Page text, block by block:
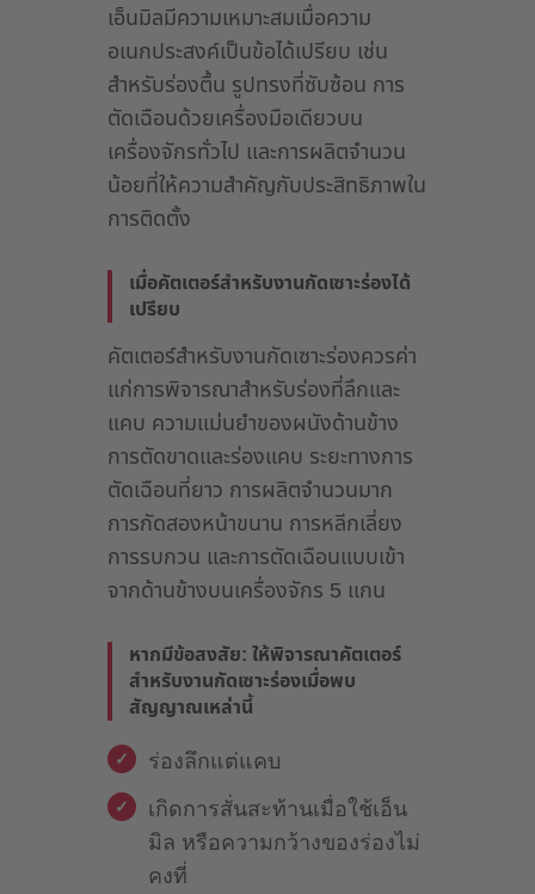
เอ็นมิลมีความเหมาะสมเมื่อความ
อเนกประสงค์เป็นข้อได้เปรียบ เช่น
สำหรับร่องตื้น รูปทรงที่ซับซ้อน การ
ตัดเฉือนด้วยเครื่องมือเดียวบน
เครื่องจักรทั่วไป และการผลิตจำนวน
น้อยที่ให้ความสำคัญกับประสิทธิภาพใน
การติดตั้ง
เมื่อคัตเตอร์สำหรับงานกัดเซาะร่องได้
เปรียบ
คัตเตอร์สำหรับงานกัดเซาะร่องควรค่า
แก่การพิจารณาสำหรับร่องที่ลึกและ
แคบ ความแม่นยำของผนังด้านข้าง
การตัดขาดและร่องแคบ ระยะทางการ
ตัดเฉือนที่ยาว การผลิตจำนวนมาก
การกัดสองหน้าขนาน การหลีกเลี่ยง
การรบกวน และการตัดเฉือนแบบเข้า
จากด้านข้างบนเครื่องจักร 5 แกน
หากมีข้อสงสัย: ให้พิจารณาคัตเตอร์
สำหรับงานกัดเซาะร่องเมื่อพบ
สัญญาณเหล่านี้
ร่องลึกแต่แคบ
เกิดการสั่นสะท้านเมื่อใช้เอ็น
มิล หรือความกว้างของร่องไม่
คงที่